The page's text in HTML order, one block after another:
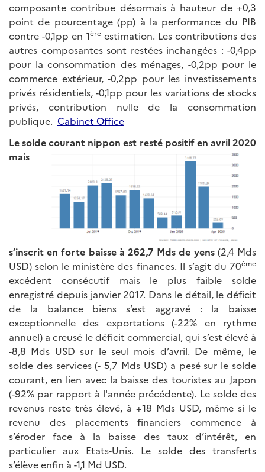
composante contribue désormais à hauteur de +0,3
point de pourcentage (pp) à la performance du PIB
contre -0,1pp en 1ère estimation. Les contributions des
autres composantes sont restées inchangées : -0,4pp
pour la consommation des ménages, -0,2pp pour le
commerce extérieur, -0,2pp pour les investissements
privés résidentiels, -0,1pp pour les variations de stocks
privés, contribution nulle de la consommation
publique. Cabinet Office
Le solde courant nippon est resté positif en avril 2020
mais
s’inscrit en forte baisse à 262,7 Mds de yens(2,4 Mds
USD) selon le ministère des finances. Il s’agit du 70ème
excédent consécutif mais le plus faible solde
enregistré depuis janvier 2017. Dans le détail, le déficit
de la balance biens s’est aggravé : la baisse
exceptionnelle des exportations (-22% en rythme
annuel) a creusé le déficit commercial, qui s’est élevé à
-8,8 Mds USD sur le seul mois d’avril. De même, le
solde des services (- 5,7 Mds USD) a pesé sur le solde
courant, en lien avec la baisse des touristes au Japon
(-92% par rapport à l'année précédente). Le solde des
revenus reste très élevé, à +18 Mds USD, même si le
revenu des placements financiers commence à
s’éroder face à la baisse des taux d’intérêt, en
particulier aux Etats-Unis. Le solde des transferts
s’élève enfin à -1,1 Md USD.